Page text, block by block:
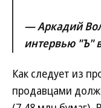
— Аркадий
интервью "Ъ"
Как следует из
продавцами